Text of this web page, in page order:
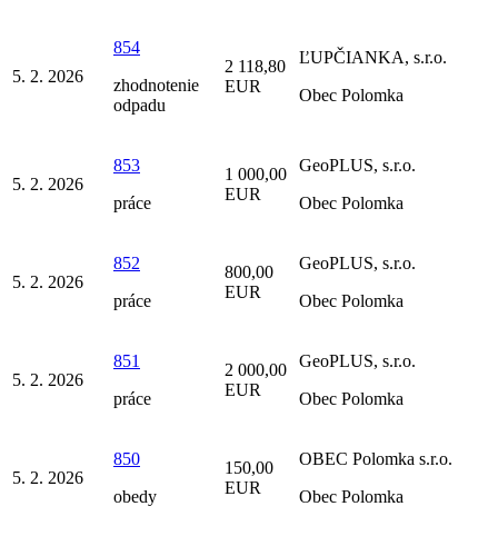
5. 2. 2026
854
zhodnotenie
odpadu
2 118,80
EUR
ĽUPČIANKA, s.r.o.
Obec Polomka
5. 2. 2026
853
práce
1 000,00
EUR
GeoPLUS, s.r.o.
Obec Polomka
5. 2. 2026
852
práce
800,00
EUR
GeoPLUS, s.r.o.
Obec Polomka
5. 2. 2026
851
práce
2 000,00
EUR
GeoPLUS, s.r.o.
Obec Polomka
5. 2. 2026
850
obedy
150,00
EUR
OBEC Polomka s.r.o.
Obec Polomka